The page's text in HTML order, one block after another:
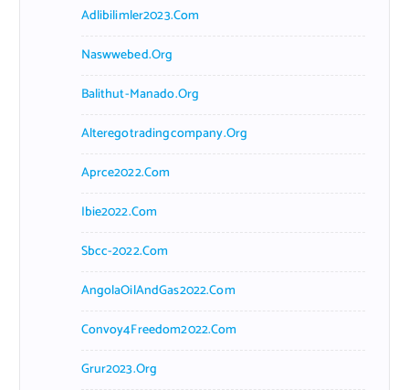
Adlibilimler2023.com
Naswwebed.org
Balithut-Manado.org
Alteregotradingcompany.org
Aprce2022.com
Ibie2022.com
Sbcc-2022.com
AngolaOilAndGas2022.com
Convoy4Freedom2022.com
Grur2023.org